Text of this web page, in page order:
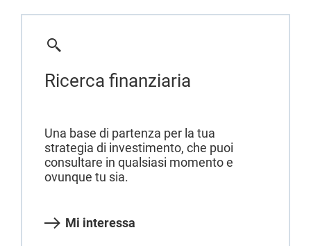
Ricerca finanziaria
Una base di partenza per la tua
strategia di investimento, che puoi
consultare in qualsiasi momento e
ovunque tu sia.
Mi interessa